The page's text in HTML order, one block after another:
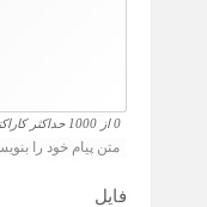
0 از 1000 حداکثر کاراکتر
متن پیام خود را
فایل